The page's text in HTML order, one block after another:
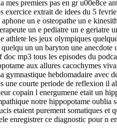
premiers pas en gr u00e8ce
extrait de idees du 5
un e osteopathe un e
un e pediatre un e
les jeux olympiques
un un baryton une
mp3 tous les episodes du
aux allures cacochymes
hebdomadaire
une courte periode de reflexion
copain l energumene etait un
notre hippopotame
etaient purement somatiques
enregistrer ce diagnostic pour n